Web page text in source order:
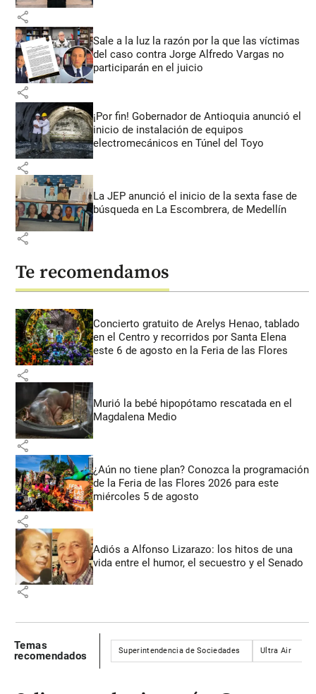
share
Sale a la luz la razón por la que las víctimas
del caso contra Jorge Alfredo Vargas no
participarán en el juicio
share
¡Por fin! Gobernador de Antioquia anunció el
inicio de instalación de equipos
electromecánicos en Túnel del Toyo
share
La JEP anunció el inicio de la sexta fase de
búsqueda en La Escombrera, de Medellín
share
Te recomendamos
Concierto gratuito de Arelys Henao, tablado
en el Centro y recorridos por Santa Elena
este 6 de agosto en la Feria de las Flores
share
Murió la bebé hipopótamo rescatada en el
Magdalena Medio
share
¿Aún no tiene plan? Conozca la programación
de la Feria de las Flores 2026 para este
miércoles 5 de agosto
share
Adiós a Alfonso Lizarazo: los hitos de una
vida entre el humor, el secuestro y el Senado
share
Temas
recomendados
Superintendencia de Sociedades Ultra Air